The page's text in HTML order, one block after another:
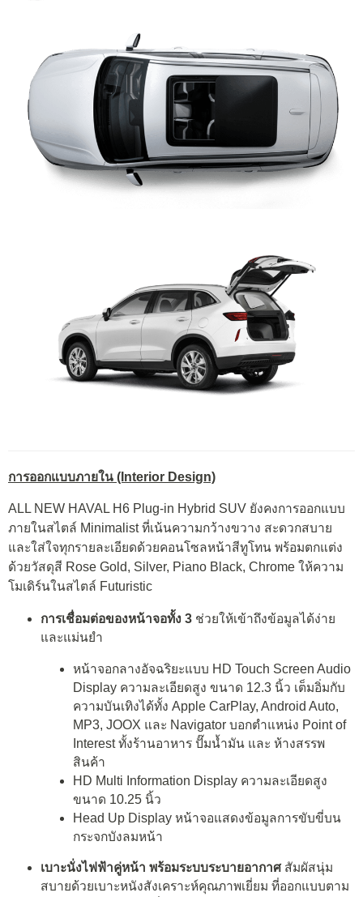
การออกแบบภายใน (Interior Design)
ALL NEW HAVAL H6 Plug-in Hybrid SUV ยังคงการออกแบบ
ภายในสไตล์ Minimalist ที่เน้นความกว้างขวาง สะดวกสบาย
และใส่ใจทุกรายละเอียดด้วยคอนโซลหน้าสีทูโทน พร้อมตกแต่ง
ด้วยวัสดุสี Rose Gold, Silver, Piano Black, Chrome ให้ความ
โมเดิร์นในสไตล์ Futuristic
การเชื่อมต่อของหน้าจอทั้ง 3 ช่วยให้เข้าถึงข้อมูลได้ง่าย
และแม่นยำ
หน้าจอกลางอัจฉริยะแบบ HD Touch Screen Audio
Display ความละเอียดสูง ขนาด 12.3 นิ้ว เต็มอิ่มกับ
ความบันเทิงได้ทั้ง Apple CarPlay, Android Auto,
MP3, JOOX และ Navigator บอกตำแหน่ง Point of
Interest ทั้งร้านอาหาร ปั๊มน้ำมัน และ ห้างสรรพ
สินค้า
HD Multi Information Display ความละเอียดสูง
ขนาด 10.25 นิ้ว
Head Up Display หน้าจอแสดงข้อมูลการขับขี่บน
กระจกบังลมหน้า
เบาะนั่งไฟฟ้าคู่หน้า พร้อมระบบระบายอากาศสัมผัสนุ่ม
สบายด้วยเบาะหนังสังเคราะห์คุณภาพเยี่ยม ที่ออกแบบตาม